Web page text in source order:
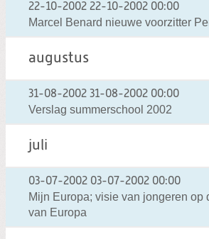
22-10-2002 22-10-2002 00:00
Marcel Benard nieuwe voorzitter
augustus
31-08-2002 31-08-2002 00:00
Verslag summerschool 2002
juli
03-07-2002 03-07-2002 00:00
Mijn Europa; visie van jongeren op
van Europa